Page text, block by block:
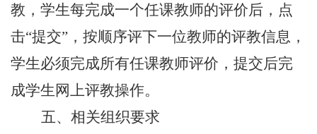
教， 学生每完成一个任课教师的评价后， 点
击“提交”， 按顺序评下一位教师的评教信息，
学生必须完成所有任课教师评价，提交后完
成学生网上评教操作。
五、相关组织要求